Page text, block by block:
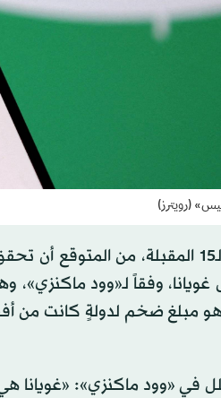
(رويترز)
غويانا، وفقاً لـ«وود
وهو مبلغ ضخم لدولةٍ
في «وود ماكنزي»: «غويانا